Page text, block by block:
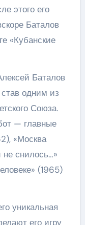
этого его
Баталов
«Кубанские
Баталов
одним из
Союза.
— главные
«Москва
снилось…»
(1965)
уникальная
его игру